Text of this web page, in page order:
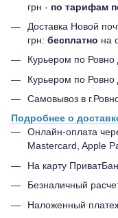
грн - по тарифам
Доставка Новой
грн: бесплатно на
Курьером по Ровно
Курьером по Ровно
Самовывоз в
Подробнее о
Онлайн-оплата
Mastercard, Apple
На карту
Безналичный
Наложенный